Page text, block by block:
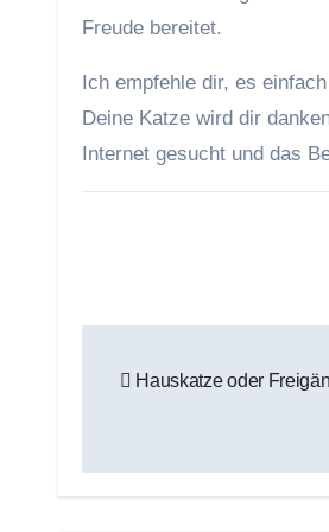
Freude bereitet.
Ich empfehle dir, es
Deine Katze wird dir
Internet gesucht und das
Hauskatze oder